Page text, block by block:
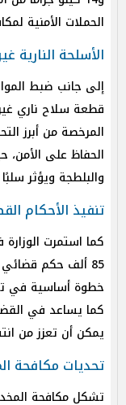
الحملات الأمنية
الأسلحة النارية
قطعة سلاح ناري
المرخصة من أبرز
الحفاظ على
والبلطجة ويؤثر
تنفيذ الأحكام
كما استمرت
85 ألف حكم
خطوة أساسية في
كما يساعد في
يمكن أن تعزز من
تحديات مكافحة
تشكل مكافحة